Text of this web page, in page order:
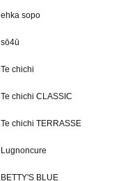
ehka sopo
sō4ū
Te chichi
Te chichi CLASSIC
Te chichi TERRASSE
Lugnoncure
BETTY'S BLUE